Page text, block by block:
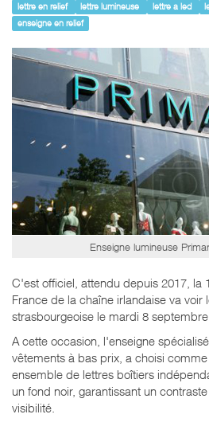
lettre en relief
lettre lumineuse lettre a led
enseigne en relief
Enseigne lumineuse
C'est officiel, attendu depuis 2017, la
France de la chaîne irlandaise va voir
strasbourgeoise le mardi 8 septembre
A cette occasion, l'enseigne
vêtements à bas prix, a choisi
ensemble de lettres boîtiers
un fond noir, garantissant un
visibilité.